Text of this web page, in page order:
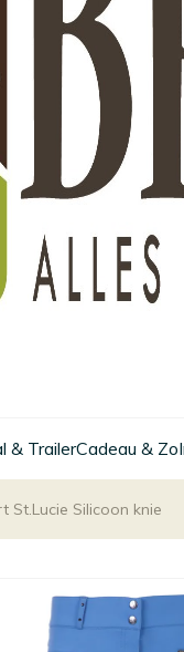
& TrailerCadeau & Zo
St.Lucie Silicoon knie